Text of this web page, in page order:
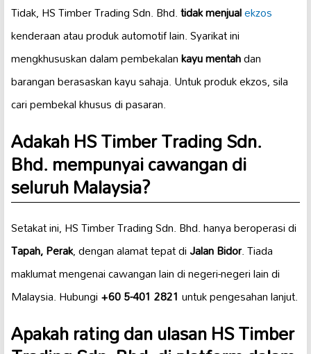
Tidak, HS Timber Trading Sdn. Bhd.tidak menjualekzos
kenderaan atau produk automotif lain. Syarikat ini
mengkhususkan dalam pembekalankayu mentahdan
barangan berasaskan kayu sahaja. Untuk produk ekzos, sila
cari pembekal khusus di pasaran.
Adakah HS Timber Trading Sdn.
Bhd. mempunyai cawangan di
seluruh Malaysia?
Setakat ini, HS Timber Trading Sdn. Bhd. hanya beroperasi di
Tapah, Perak, dengan alamat tepat diJalan Bidor. Tiada
maklumat mengenai cawangan lain di negeri-negeri lain di
Malaysia. Hubungi+60 5-401 2821 untuk pengesahan lanjut.
Apakah rating dan ulasan HS Timber